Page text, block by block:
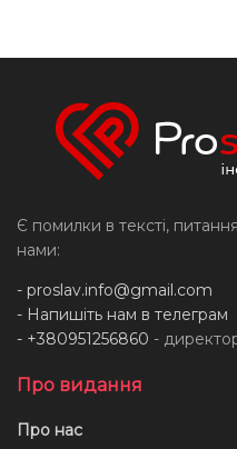
Є помилки в тексті,
нами:
- proslav.info@gmail.com
- Напишіть нам в телеграм
- +380951256860 -
Про видання
Про нас